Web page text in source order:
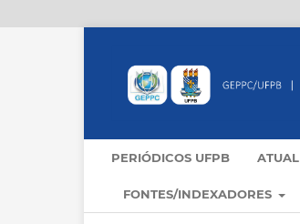
PERIÓDICOS UFPB ATUAL
FONTES/INDEXADORES